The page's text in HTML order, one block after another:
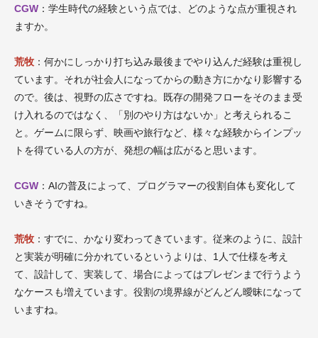
CGW ：学生時代の経験という点では、どのような点が重視され
ますか。
荒牧 ：何かにしっかり打ち込み最後までやり込んだ経験は重視し
ています。それが社会人になってからの動き方にかなり影響する
ので。後は、視野の広さですね。既存の開発フローをそのまま受
け入れるのではなく、「別のやり方はないか」と考えられるこ
と。ゲームに限らず、映画や旅行など、様々な経験からインプッ
トを得ている人の方が、発想の幅は広がると思います。
CGW ：AIの普及によって、プログラマーの役割自体も変化して
いきそうですね。
荒牧 ：すでに、かなり変わってきています。従来のように、設計
と実装が明確に分かれているというよりは、1人で仕様を考え
て、設計して、実装して、場合によってはプレゼンまで行うよう
なケースも増えています。役割の境界線がどんどん曖昧になって
いますね。